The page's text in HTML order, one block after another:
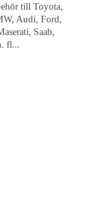
till Toyota,
Audi, Ford,
Saab,
fl...